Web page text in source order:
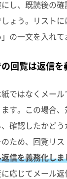
し、既読後の
しょう。リスト
の一文を入れて
回覧は返信を
ではなくメー
す。この場合
確認したかど
ため、回覧リス
信を義務化しま
応じてメール